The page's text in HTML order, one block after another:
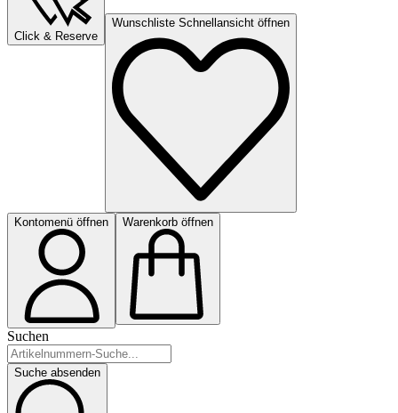
Click & Reserve
Wunschliste Schnellansicht öffnen
Kontomenü öffnen Warenkorb öffnen
Suchen
Suche absenden